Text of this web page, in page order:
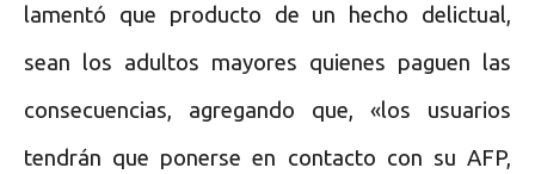
lamentó que producto de un hecho delictual,
sean los adultos mayores quienes paguen las
consecuencias, agregando que, «los usuarios
tendrán que ponerse en contacto con su AFP,